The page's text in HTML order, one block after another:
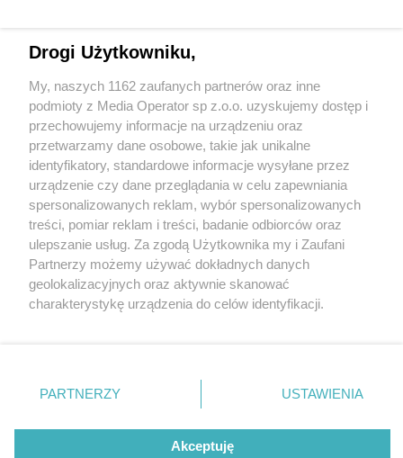
Boruszowice mają nową ekopracownię pod
chmurką. Podobna powstaje także w Tarnowskich
Górach
3 / 12
Ekopracownia pod chmurką
w Boruszowicach
Wydawca mediów lokalnych
Nie zapomnij
zapoznać się z:
polityką prywatności regulamin korzystania z portali
Twojemiasto
Piekary Śląskie
Chorzów
Tarnowskie Góry
Gliwice
Skontakuj sięz nami
Kontakt
Wydawca
Redakcja
Drogi Użytkowniku,
My, naszych 1162 zaufanych partnerów oraz inne
podmioty z Media Operator sp z.o.o. uzyskujemy dostęp i
przechowujemy informacje na urządzeniu oraz
przetwarzamy dane osobowe, takie jak unikalne
identyfikatory, standardowe informacje wysyłane przez
urządzenie czy dane przeglądania w celu zapewniania
spersonalizowanych reklam, wybór spersonalizowanych
treści, pomiar reklam i treści, badanie odbiorców oraz
ulepszanie usług. Za zgodą Użytkownika my i Zaufani
Partnerzy możemy używać dokładnych danych
geolokalizacyjnych oraz aktywnie skanować
charakterystykę urządzenia do celów identyfikacji.
zmienić/wycofać klikając przycisk ustawień prywatności
znajdujący się w lewym dolnym rogu strony
rodzaje przetwarzania danych nie wymagają zgody
użytkownika, ale masz prawo sprzeciwić się takiemu
PARTNERZY USTAWIENIA
Akceptuję